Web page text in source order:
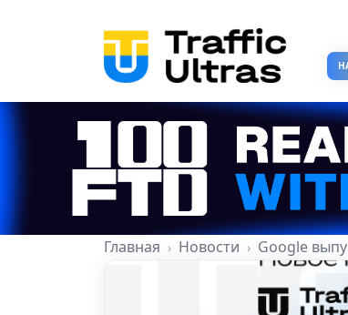
Главная Новости Google